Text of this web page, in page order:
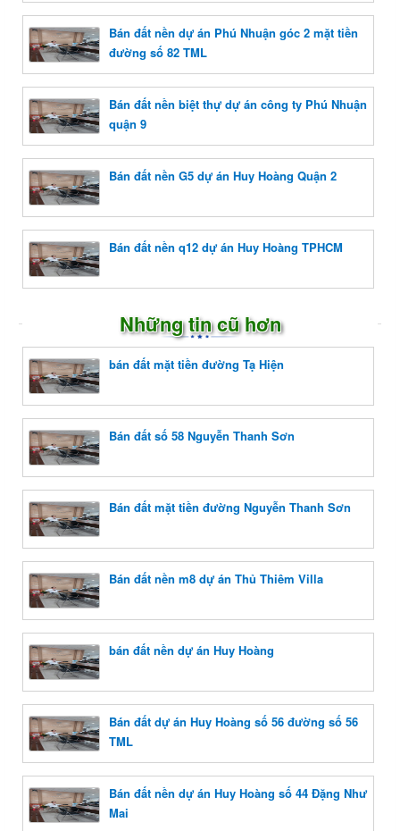
Bán đất nền dự án Phú Nhuận góc 2 mặt tiền
đường số 82 TML
Bán đất nền biệt thự dự án công ty Phú Nhuận
quận 9
Bán đất nền G5 dự án Huy Hoàng Quận 2
Bán đất nền q12 dự án Huy Hoàng TPHCM
Những tin cũ hơn
bán đất mặt tiền đường Tạ Hiện
Bán đất số 58 Nguyễn Thanh Sơn
Bán đất mặt tiền đường Nguyễn Thanh Sơn
Bán đất nền m8 dự án Thủ Thiêm Villa
bán đất nền dự án Huy Hoàng
Bán đất dự án Huy Hoàng số 56 đường số 56
TML
Bán đất nền dự án Huy Hoàng số 44 Đặng Như
Mai